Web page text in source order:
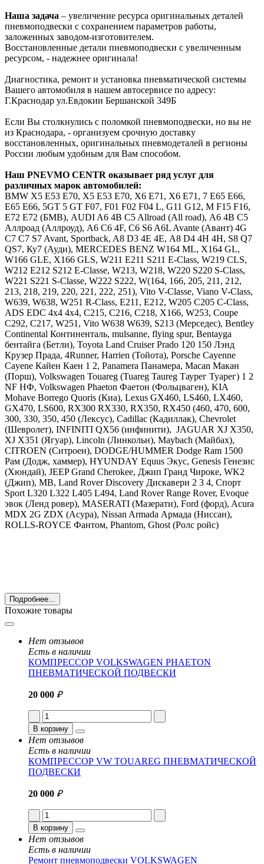
Наша задача – увеличение ресурса оригинальных деталей
пневмоподвески с сохранением параметров работы,
заложенных заводом-изготовителем.
Восстановленные детали пневмоподвески с увеличенным
ресурсом, - надежнее оригинала!
Диагностика, ремонт и установка пневматической системы
Вашего автомобиля в нашем автосервисе по адресу:
Г.Краснодар ул.Евдокии Бершанской 349Б
Если Вы столкнулись с поломкой пневмоподвески, но вы не
из Краснодара, - организуем срочную доставку
восстановленных, оригинальных пневмодеталей в регионы
России любым удобным для Вам способом.
Наш PNEVMO CENTR оказывает ряд услуг для
различных марок автомобилей:
BMW Х5 E53 E70, X5 Е53 Е70, Х6 E71, X6 Е71, 7 E65 E66,
Е65 Е66, 5GT 5 GT F07, F01 F02 F04 L, G11 G12, M F15 F16,
E72 Е72 (БМВ), AUDI A6 4B C5 Allroad (All road), А6 4В С5
Аллроад (Аллроуд), A6 C6 4F, С6 S6 A6L Avante (Авант) 4G
C7 С7 S7 Avant, Sportback, A8 D3 4E 4Е, А8 D4 4H 4Н, S8 Q7
QS7, Ку7 (Ауди), MERCEDES BENZ W164 ML, X164 GL,
W166 GLE, X166 GLS, W211 E211 S211 E-Class, W219 CLS,
W212 E212 S212 E-Classe, W213, W218, W220 S220 S-Class,
W221 S221 S-Classe, W222 S222, W(164, 166, 205, 211, 212,
213, 218, 219, 220, 221, 222, 251), Vito V-Classe, Viano V-Class,
W639, W638, W251 R-Class, Е211, Е212, W205 C205 C-Class,
ADS EDC 4x4 4х4, C215, C216, C218, X166, W253, Coupe
C292, C217, W251, Vito W638 W639, S213 (Мерседес), Bentley
Continental Континенталь, mulsanne, flying spur, Bentayga
бентайга (Бетли), Toyota Land Cruiser Prado 120 150 Лэнд
Крузер Прада, 4Runner, Harrien (Тойота), Porsche Cayenne
Cayene Кайен Каен 1 2, Panamera Панамера, Macan Макан
(Порш), Volkswagen Touareg (Tuareg Taureg Таурег Туарег) 1 2
NF НФ, Volkswagen Phaeton Фаетон (Фольцваген), KIA
Mohave Borrego Quoris (Киа), Lexus GX460, LS460, LX460,
GX470, LS600, RX300 RX330, RX350, RX450 (460, 470, 600,
300, 330, 350, 450 (Лексус), Cadillac (Кадиллак), Сhevrolet
(Шевролет), INFINITI QX56 (инфинити), JAGUAR XJ X350,
XJ X351 (Ягуар), Lincoln (Линкольн), Maybach (Майбах),
CITROEN (Ситроен), DODGE/HUMMER Dodge Ram 1500
Рам (Додж, хаммер), HYUNDAY Equus Экус, Genesis Генезис
(Хюндай), JEEP Grand Cherokee, Джип Гранд Чироке, WK2
(Джип), MB, Land Rover Discovery Дискавери 2 3 4, Спорт
Sport L320 L322 L405 L494, Land Rover Range Rover, Evoque
эвок (Ленд ровер), MASERATI (Мазерати), Ford (форд), Acura
MDX 2G ZDX (Асура), Nissan Armada Армада (Ниссан),
ROLLS-ROYCE Фантом, Phantom, Ghost (Ролс ройс)
Подробнее...
Похожие товары
Нет отзывов
Есть в наличии
КОМПРЕССОР VOLKSWAGEN PHAETON
ПНЕВМАТИЧЕСКОЙ ПОДВЕСКИ
20 000 ₽
В корзину
Нет отзывов
Есть в наличии
КОМПРЕССОР VW TOUAREG ПНЕВМАТИЧЕСКОЙ
ПОДВЕСКИ
20 000 ₽
В корзину
Нет отзывов
Есть в наличии
Ремонт пневмоподвески VOLKSWAGEN